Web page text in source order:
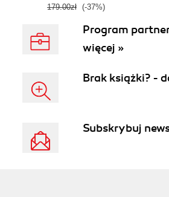
179.00zł (-37%)
Program
więcej »
Brak książki? -
Subskrybuj